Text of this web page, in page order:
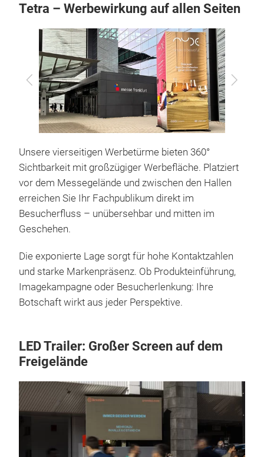
Tetra – Werbewirkung auf allen Seiten
Zurück Vor
Unsere vierseitigen Werbetürme bieten 360°
Sichtbarkeit mit großzügiger Werbefläche. Platziert
vor dem Messegelände und zwischen den Hallen
erreichen Sie Ihr Fachpublikum direkt im
Besucherfluss – unübersehbar und mitten im
Geschehen.
Die exponierte Lage sorgt für hohe Kontaktzahlen
und starke Markenpräsenz. Ob Produkteinführung,
Imagekampagne oder Besucherlenkung: Ihre
Botschaft wirkt aus jeder Perspektive.
LED Trailer: Großer Screen auf dem
Freigelände